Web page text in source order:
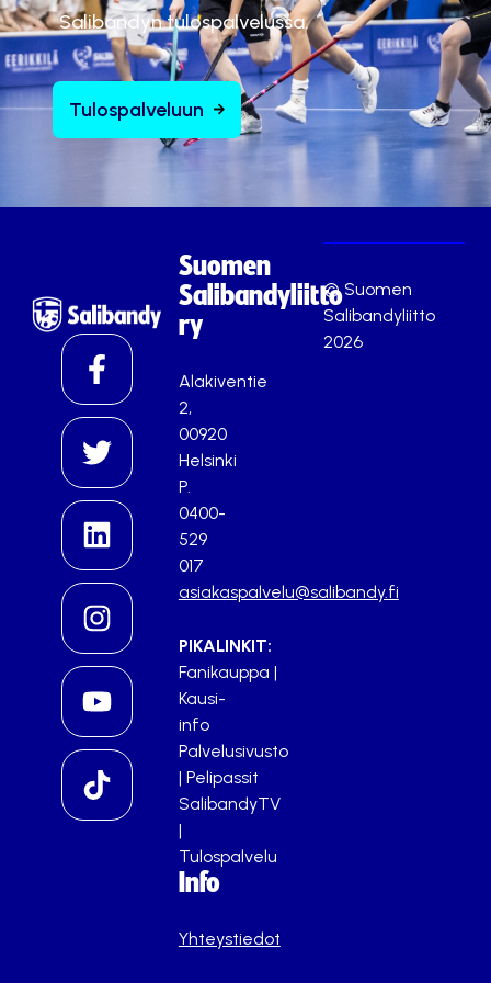
Hyväksy markkinointievästeet
Salibandyn tulospalvelussa.
Tulospalveluun
Suomen
Salibandyliitto
ry
Alakiventie
2,
00920
Helsinki
P.
0400-
529
017
asiakaspalvelu@salibandy.fi
PIKALINKIT:
Fanikauppa |
Kausi-
info
Palvelusivusto
| Pelipassit
SalibandyTV
|
Tulospalvelu
Info
Yhteystiedot
© Suomen
Salibandyliitto
2026